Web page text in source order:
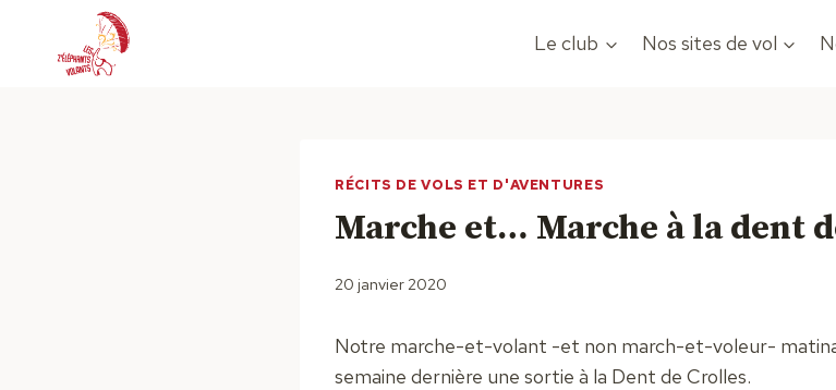
contenu
Le club Nos sites de vol
RÉCITS DE VOLS ET D'AVENTURES
Marche et… Marche à la dent
20 janvier 2020
Notre marche-et-volant -et non march-et-voleur-
semaine dernière une sortie à la Dent de Crolles.